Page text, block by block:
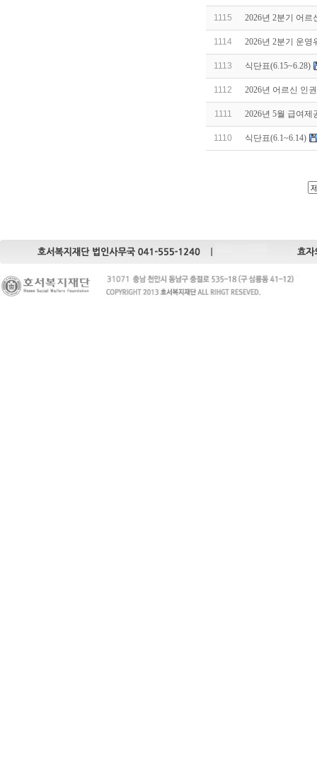
1115 2026년 2분기 어
1114 2026년 2분기 운
1113 식단표(6.15~6.28)
1112 2026년 어르신 인
1111 2026년 5월 급여제
1110 식단표(6.1~6.14)